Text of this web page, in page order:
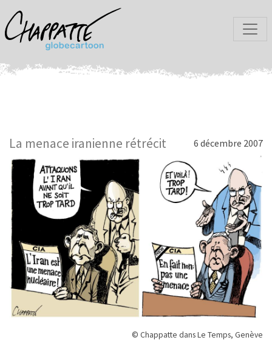
La menace iranienne rétrécit 6 décembre 2007
© Chappatte dans Le Temps, Genève